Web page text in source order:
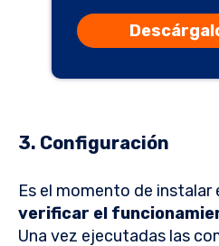
3. Configuración
Es el momento de instalar
verificar el
Una vez ejecutadas las